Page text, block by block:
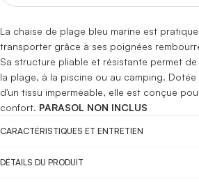
La chaise de plage bleu marine est
transporter grâce à ses poignées
Sa structure pliable et résistante permet
la plage, à la piscine ou au camping.
d'un tissu imperméable, elle est conçue
confort. PARASOL NON INCLUS
CARACTÉRISTIQUES ET ENTRETIEN
DÉTAILS DU PRODUIT